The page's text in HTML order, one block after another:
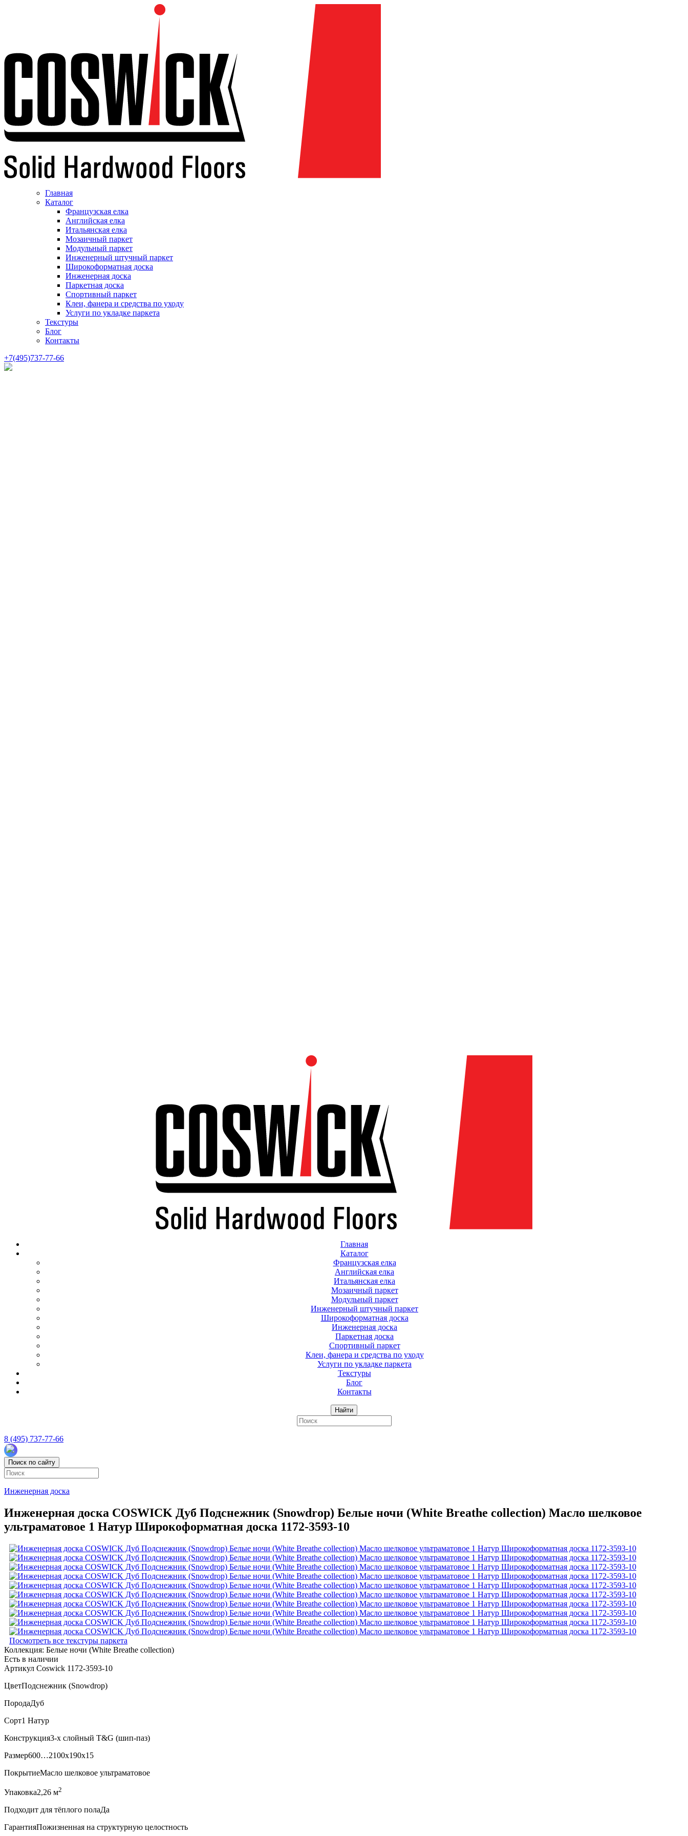
Главная
Каталог
Французская елка
Английская елка
Итальянская елка
Мозаичный паркет
Модульный паркет
Инженерный штучный паркет
Широкоформатная доска
Инженерная доска
Паркетная доска
Спортивный паркет
Клеи, фанера и средства по уходу
Услуги по укладке паркета
Текстуры
Блог
Контакты
+7(495)737-77-66
Главная
Каталог
Французская елка
Английская елка
Итальянская елка
Мозаичный паркет
Модульный паркет
Инженерный штучный паркет
Широкоформатная доска
Инженерная доска
Паркетная доска
Спортивный паркет
Клеи, фанера и средства по уходу
Услуги по укладке паркета
Текстуры
Блог
Контакты
Найти
8 (495) 737-77-66
Поиск по сайту
Инженерная доска
Инженерная доска COSWICK Дуб Подснежник (Snowdrop) Белые ночи (White Breathe collection) Масло шелковое
ультраматовое 1 Натур Широкоформатная доска 1172-3593-10
Посмотреть все текстуры паркета
Коллекция: Белые ночи (White Breathe collection)
Есть в наличии
Артикул Coswick 1172-3593-10
ЦветПодснежник (Snowdrop)
ПородаДуб
Сорт1 Натур
Конструкция3-х слойный T&G (шип-паз)
Размер600…2100x190x15
ПокрытиеМасло шелковое ультраматовое
Упаковка2,26 м2
Подходит для тёплого полаДа
ГарантияПожизненная на структурную целостность